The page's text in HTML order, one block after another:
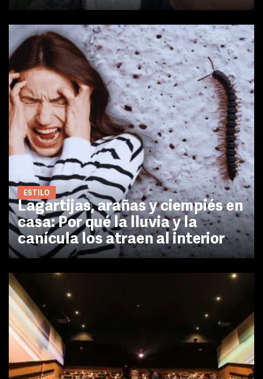
ESTILO
Lagartijas, arañas y ciempiés en
casa: Por qué la lluvia y la
canícula los atraen al interior